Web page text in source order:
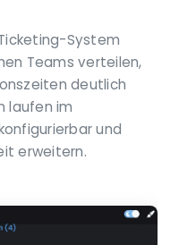
System
Teams verteilen,
deutlich
laufen im
und
erweitern.